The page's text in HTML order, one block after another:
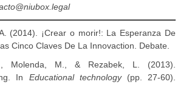
(2014). ¡Crear o morir!: La Esperanza De
Cinco Claves De La Innovaction. Debate.
Molenda, M., & Rezabek, L. (2013).
In Educational technology(pp. 27-60).